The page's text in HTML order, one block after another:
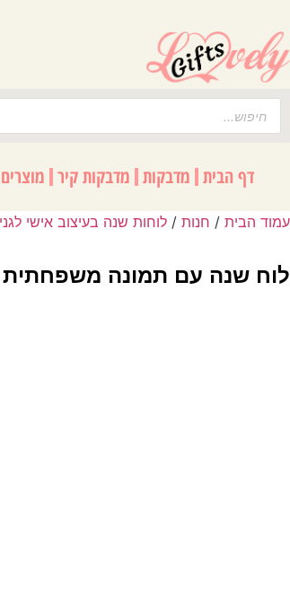
דף הבית מדבקות מדבקות קיר
עמוד הבית / חנות / לוחות שנה בעיצוב אישי
לוח שנה עם תמונה משפחתית